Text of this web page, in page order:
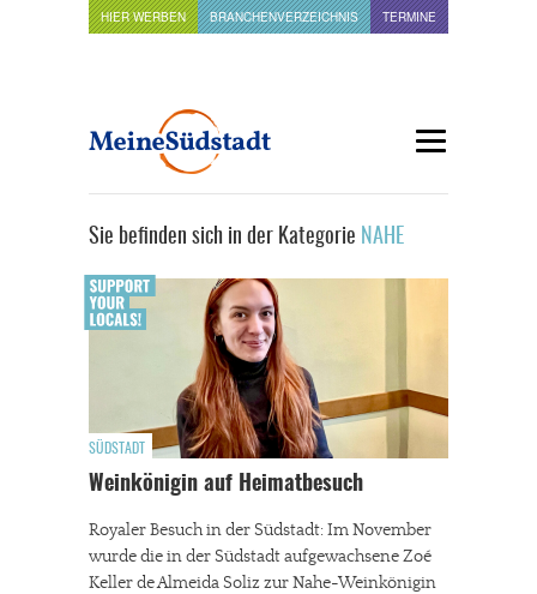
HIER WERBEN BRANCHENVERZEICHNIS TERMINE
Sie befinden sich in der Kategorie NAHE
SÜDSTADT
Weinkönigin auf Heimatbesuch
Royaler Besuch in der Südstadt: Im November
wurde die in der Südstadt aufgewachsene Zoé
Keller de Almeida Soliz zur Nahe-Weinkönigin